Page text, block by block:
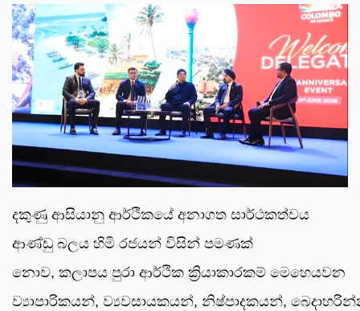
දකුණු ආසියානු ආර්ථිකයේ අනාගත සාර්ථකත්වය
ආණ්ඩු බලය හිමි රජයන් විසින් පමණක්
නොව, කලාපය පුරා ආර්ථික ක්‍රියාකාරකම් මෙහෙයවන
ව්‍යාපාරිකයන්, ව්‍යවසායකයන්, නිෂ්පාදකයන්,